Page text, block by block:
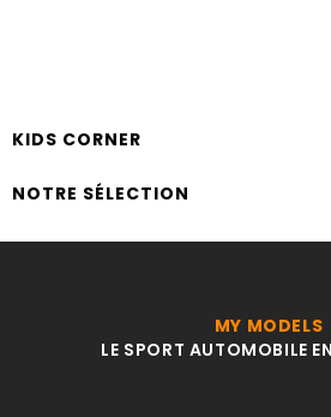
KIDS CORNER
NOTRE SÉLECTION
MY MODELS
LE SPORT AUTOMOBILE